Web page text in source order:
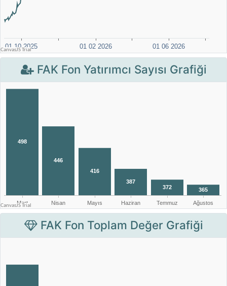
FAK Fon Yatırımcı Sayısı Grafiği
FAK Fon Toplam Değer Grafiği